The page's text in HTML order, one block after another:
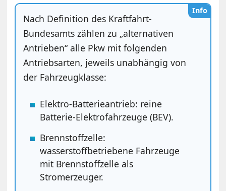
Info
Nach Definition des Kraftfahrt-
Bundesamts zählen zu „alternativen
Antrieben“ alle Pkw mit folgenden
Antriebsarten, jeweils unabhängig von
der Fahrzeugklasse:
Elektro-Batterieantrieb: reine
Batterie-Elektrofahrzeuge (BEV).
Brennstoffzelle:
wasserstoffbetriebene Fahrzeuge
mit Brennstoffzelle als
Stromerzeuger.